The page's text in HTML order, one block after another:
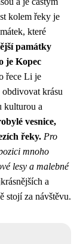
kolem řeky je
které
památky
je Kopec
řece Li je
krásu
kulturou a
vesnice,
řeky. Pro
mnoho
lesy a malebné
a
stojí za návštěvu.